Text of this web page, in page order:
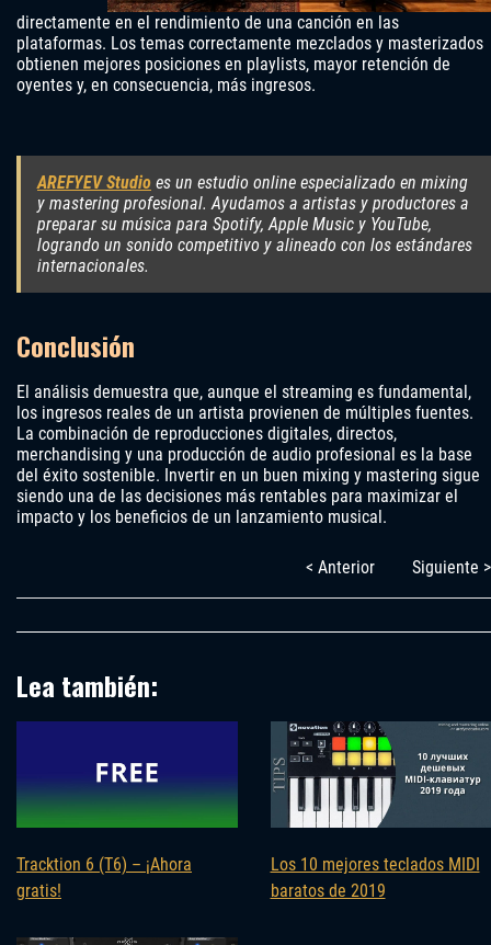
directamente en el rendimiento de una canción en las
plataformas. Los temas correctamente mezclados y masterizados
obtienen mejores posiciones en playlists, mayor retención de
oyentes y, en consecuencia, más ingresos.
AREFYEV Studio es un estudio online especializado en mixing
y mastering profesional. Ayudamos a artistas y productores a
preparar su música para Spotify, Apple Music y YouTube,
logrando un sonido competitivo y alineado con los estándares
internacionales.
Conclusión
El análisis demuestra que, aunque el streaming es fundamental,
los ingresos reales de un artista provienen de múltiples fuentes.
La combinación de reproducciones digitales, directos,
merchandising y una producción de audio profesional es la base
del éxito sostenible. Invertir en un buen mixing y mastering sigue
siendo una de las decisiones más rentables para maximizar el
impacto y los beneficios de un lanzamiento musical.
< Anterior Siguiente >
Lea también:
Tracktion 6 (T6) – ¡Ahora
gratis!
Los 10 mejores teclados MIDI
baratos de 2019